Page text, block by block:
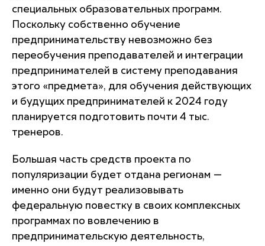
специальных образовательных программ.
Поскольку собственно обучение
предпринимательству невозможно без
переобучения преподавателей и интеграции
предпринимателей в систему преподавания
этого «предмета», для обучения действующих
и будущих предпринимателей к 2024 году
планируется подготовить почти 4 тыс.
тренеров.
Большая часть средств проекта по
популяризации будет отдана регионам —
именно они будут реализовывать
федеральную повестку в своих комплексных
программах по вовлечению в
предпринимательскую деятельность,